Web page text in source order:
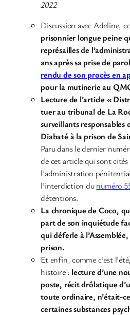
2022
Discussion avec Adeline,
prisonnier longue peine
représailles de
ans après sa prise de
rendu de son procès en
pour la mutinerie au
Lecture de l’article «
tuer au tribunal de La
surveillants responsables
Diabaté à la prison de
Paru dans le dernier
de cet article qui sont
l’administration
l’interdiction dunuméro
détentions.
La chronique de Coco,
part de son inquiétude
qui déferle à
prison.
Et enfin, comme c’est
histoire : lecture d’une
poste, récit drôlatique
toute ordinaire, n’était-
certaines substances